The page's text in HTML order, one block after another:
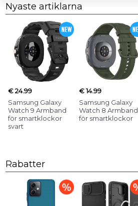
Nyaste artiklarna
€ 24.99
Samsung Galaxy
Watch 9 Armband
för smartklockor
svart
€ 14.99
Samsung Galaxy
Watch 8 Armband
för smartklockor
Rabatter